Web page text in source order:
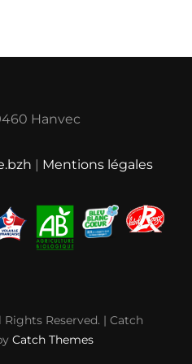
Hanvec
| Mentions légales
Rights Reserved. | Catch
Catch Themes